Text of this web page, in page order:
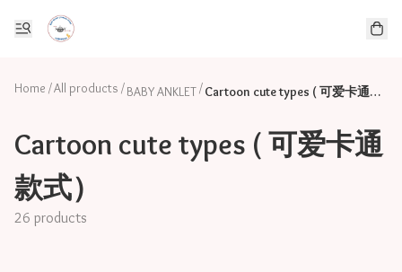
Home /All products / BABY ANKLET/ Cartoon cute types ( 可爱卡通款式）
Cartoon cute types ( 可爱卡通
款式）
26 products